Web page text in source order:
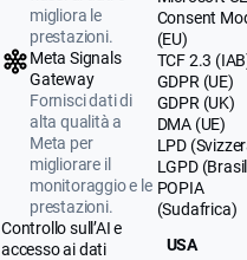
migliora le
prestazioni.
Meta Signals
Gateway
Fornisci dati di
alta qualità a
Meta per
migliorare il
monitoraggio e le
prestazioni.
Controllo sull’AI e
accesso ai dati
Consent
(EU)
TCF 2.3
GDPR (UE)
GDPR (UK)
DMA (UE)
LPD
LGPD
POPIA
(Sudafrica)
USA